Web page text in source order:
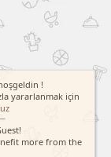
!
yararlanmak için
more from the